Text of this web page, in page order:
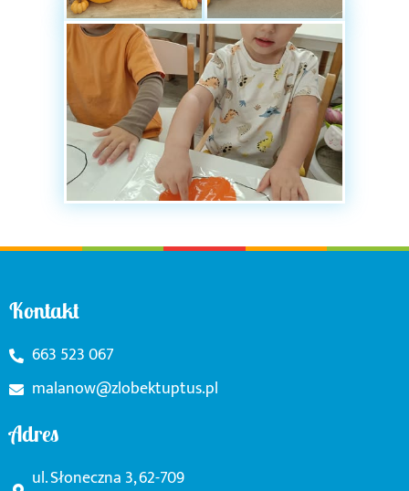
Kontakt
663 523 067
malanow@zlobektuptus.pl
Adres
ul. Słoneczna 3, 62-709